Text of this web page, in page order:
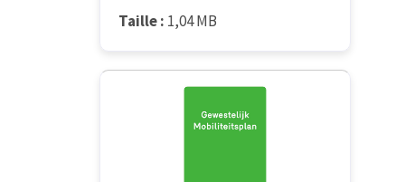
Taille : 1,04 MB